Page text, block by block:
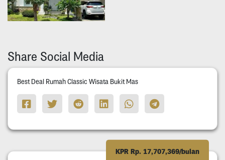
Share Social Media
Best Deal Rumah Classic Wisata Bukit Mas
KPR Rp. 17,707,369/bulan